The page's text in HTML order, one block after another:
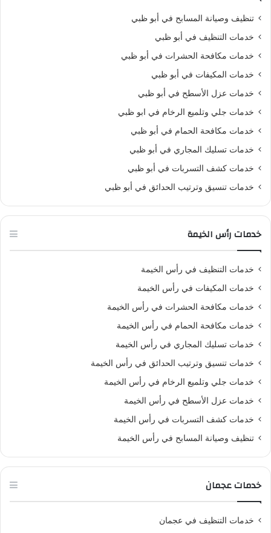
تنظيف وصيانة المسابح في أبو ظبي
خدمات التنظيف في أبو ظبي
خدمات مكافحة الحشرات في أبو ظبي
خدمات المكيفات في أبو ظبي
خدمات عزل الأسطح في أبو ظبي
خدمات جلي وتلميع الرخام في ابو ظبي
خدمات مكافحة الحمام في أبو ظبي
خدمات تسليك المجاري في أبو ظبي
خدمات كشف التسربات في أبو ظبي
خدمات تنسيق وترتيب الحدائق في أبو ظبي
خدمات رأس الخيمة
خدمات التنظيف في رأس الخيمة
خدمات المكيفات في رأس الخيمة
خدمات مكافحة الحشرات في رأس الخيمة
خدمات مكافحة الحمام في رأس الخيمة
خدمات تسليك المجاري في رأس الخيمة
خدمات تنسيق وترتيب الحدائق في رأس الخيمة
خدمات جلي وتلميع الرخام في رأس الخيمة
خدمات عزل الأسطح في رأس الخيمة
خدمات كشف التسربات في رأس الخيمة
تنظيف وصيانة المسابح في رأس الخيمة
خدمات عجمان
خدمات التنظيف في عجمان